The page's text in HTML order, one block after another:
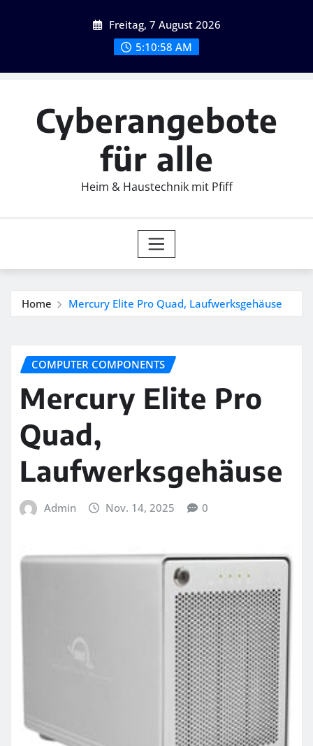
Freitag, 7 August 2026
5:10:59 AM
Cyberangebote
für alle
Heim & Haustechnik mit Pfiff
Home Mercury Elite Pro Quad, Laufwerksgehäuse
COMPUTER COMPONENTS
Mercury Elite Pro
Quad,
Laufwerksgehäuse
Admin Nov. 14, 2025 0